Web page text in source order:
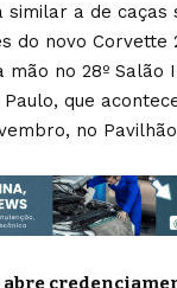
similar a de caças
do novo Corvette
no 28º Salão
que
no
abre